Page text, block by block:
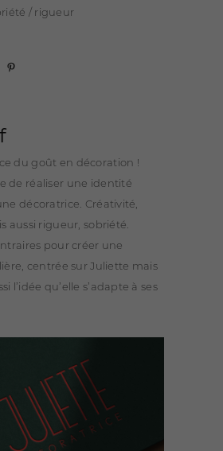
/ rigueur
du goût en décoration !
de réaliser une identité
décoratrice. Créativité,
aussi rigueur, sobriété.
pour créer une
centrée sur Juliette mais
l’idée qu’elle s’adapte à ses